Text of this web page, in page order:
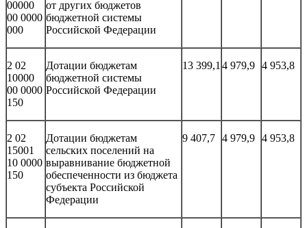
00000
00 0000
000
от других бюджетов
бюджетной системы
Российской Федерации
2 02
10000
00 0000
150
Дотации бюджетам
бюджетной системы
Российской Федерации
13 399,1 4 979,9 4 953,8
2 02
15001
10 0000
150
Дотации бюджетам
сельских поселений на
выравнивание бюджетной
обеспеченности из бюджета
субъекта Российской
Федерации
9 407,7 4 979,9 4 953,8